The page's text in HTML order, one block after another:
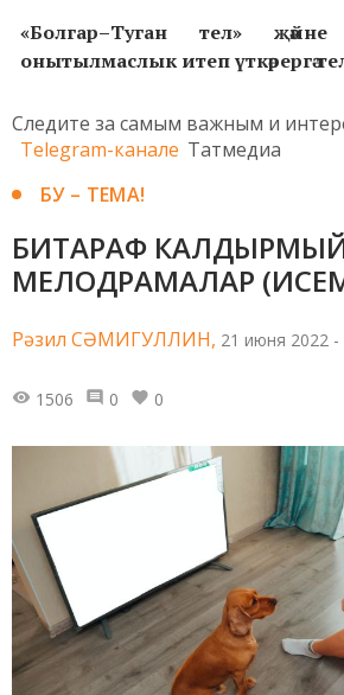
«Болгар–Туган тел»
онытылмаслык итеп үткәрергә
Следите за самым важным и
Telegram-канале Татмедиа
БУ – ТЕМА!
БИТАРАФ
МЕЛОДРАМАЛАР
Рәзил СӘМИГУЛЛИН, 21 июня 2022 -
1506 0 0